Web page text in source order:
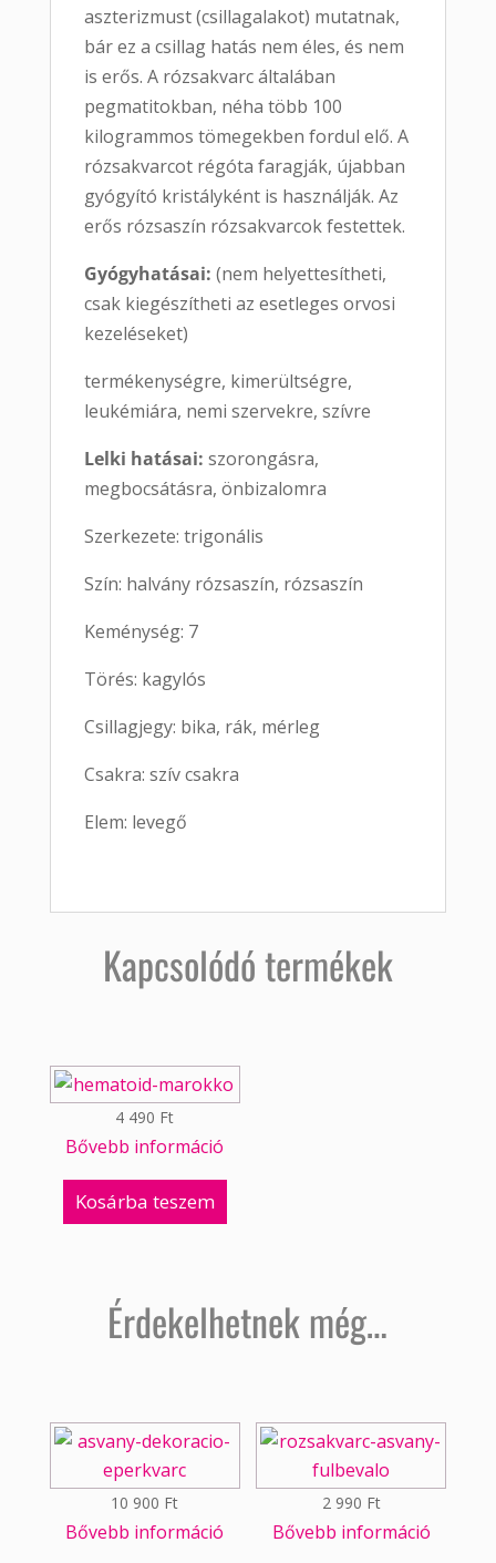
aszterizmust (csillagalakot) mutatnak,
bár ez a csillag hatás nem éles, és nem
is erős. A rózsakvarc általában
pegmatitokban, néha több 100
kilogrammos tömegekben fordul elő. A
rózsakvarcot régóta faragják, újabban
gyógyító kristályként is használják. Az
erős rózsaszín rózsakvarcok festettek.
Gyógyhatásai: (nem helyettesítheti,
csak kiegészítheti az esetleges orvosi
kezeléseket)
termékenységre, kimerültségre,
leukémiára, nemi szervekre, szívre
Lelki hatásai: szorongásra,
megbocsátásra, önbizalomra
Szerkezete: trigonális
Szín: halvány rózsaszín, rózsaszín
Keménység: 7
Törés: kagylós
Csillagjegy: bika, rák, mérleg
Csakra: szív csakra
Elem: levegő
Kapcsolódó termékek
4 490 Ft
Bővebb információ
Kosárba teszem
Érdekelhetnek még…
10 900 Ft
Bővebb információ
2 990 Ft
Bővebb információ